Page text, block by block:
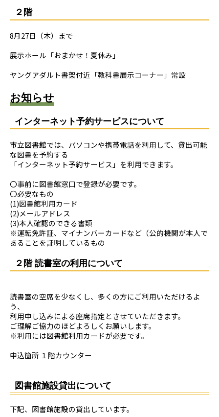
２階
8月27日（木）まで
展示ホール「おまかせ！夏休み」
ヤングアダルト書架付近「教科書展示コーナー」常設
お知らせ
インターネット予約サービスについて
市立図書館では、パソコンや携帯電話を利用して、貸出可能
な図書を予約する
「インターネット予約サービス」を利用できます。
〇事前に図書館窓口で登録が必要です。
〇必要なもの
(1)図書館利用カード
(2)メールアドレス
(3)本人確認のできる書類
※運転免許証、マイナンバーカードなど（公的機関が本人で
あることを証明しているもの
２階 読書室の利用について
読書室の空席を少なくし、多くの方にご利用いただけるよ
う、
利用申し込みによる座席指定とさせていただきます。
ご理解ご協力のほどよろしくお願いします。
※利用には図書館利用カードが必要です。
申込箇所 １階カウンター
図書館施設貸出について
下記、図書館施設の貸出しています。